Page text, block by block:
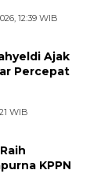
12:39 WIB
Ajak
Percepat
WIB
KPPN